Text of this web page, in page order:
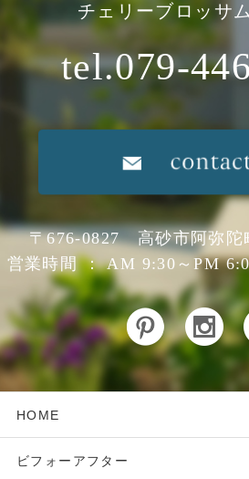
チェリーブロッサ
tel.079-
〒676-0827 高砂市阿弥陀
営業時間 ： AM 9:30～PM
HOME
ビフォーアフター